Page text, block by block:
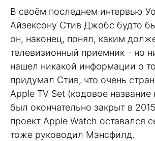
В своём последнем интервью
Айзексону Стив Джобс будто
он, наконец, понял, каким
телевизионный приемник – но
нашел никакой информации о
придумал Стив, что очень
Apple TV Set (кодовое название
был окончательно закрыт в
проект Apple Watch оставался
тоже руководил Мэнсфилд.